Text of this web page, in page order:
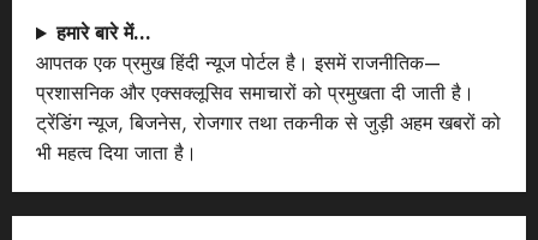
हमारे बारे में…
आपतक एक प्रमुख हिंदी न्यूज पोर्टल है। इसमें राजनीतिक—
प्रशासनिक और एक्सक्लूसिव समाचारों को प्रमुखता दी जाती है।
ट्रेंडिंग न्यूज, बिजनेस, रोजगार तथा तकनीक से जुड़ी अहम खबरों को
भी महत्व दिया जाता है।